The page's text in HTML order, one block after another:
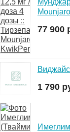
77 900
1 790